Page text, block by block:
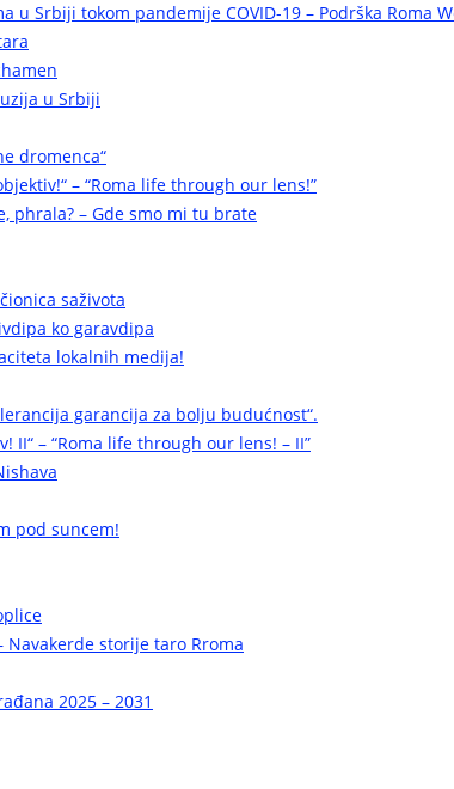
u Srbiji tokom pandemije COVID-19 – Podrška Roma
u Srbiji
dromenca“
– “Roma life through our lens!”
phrala? – Gde smo mi tu brate
saživota
ko garavdipa
lokalnih medija!
garancija za bolju budućnost“.
II“ – “Roma life through our lens! – II”
pod suncem!
storije taro Rroma
2025 – 2031